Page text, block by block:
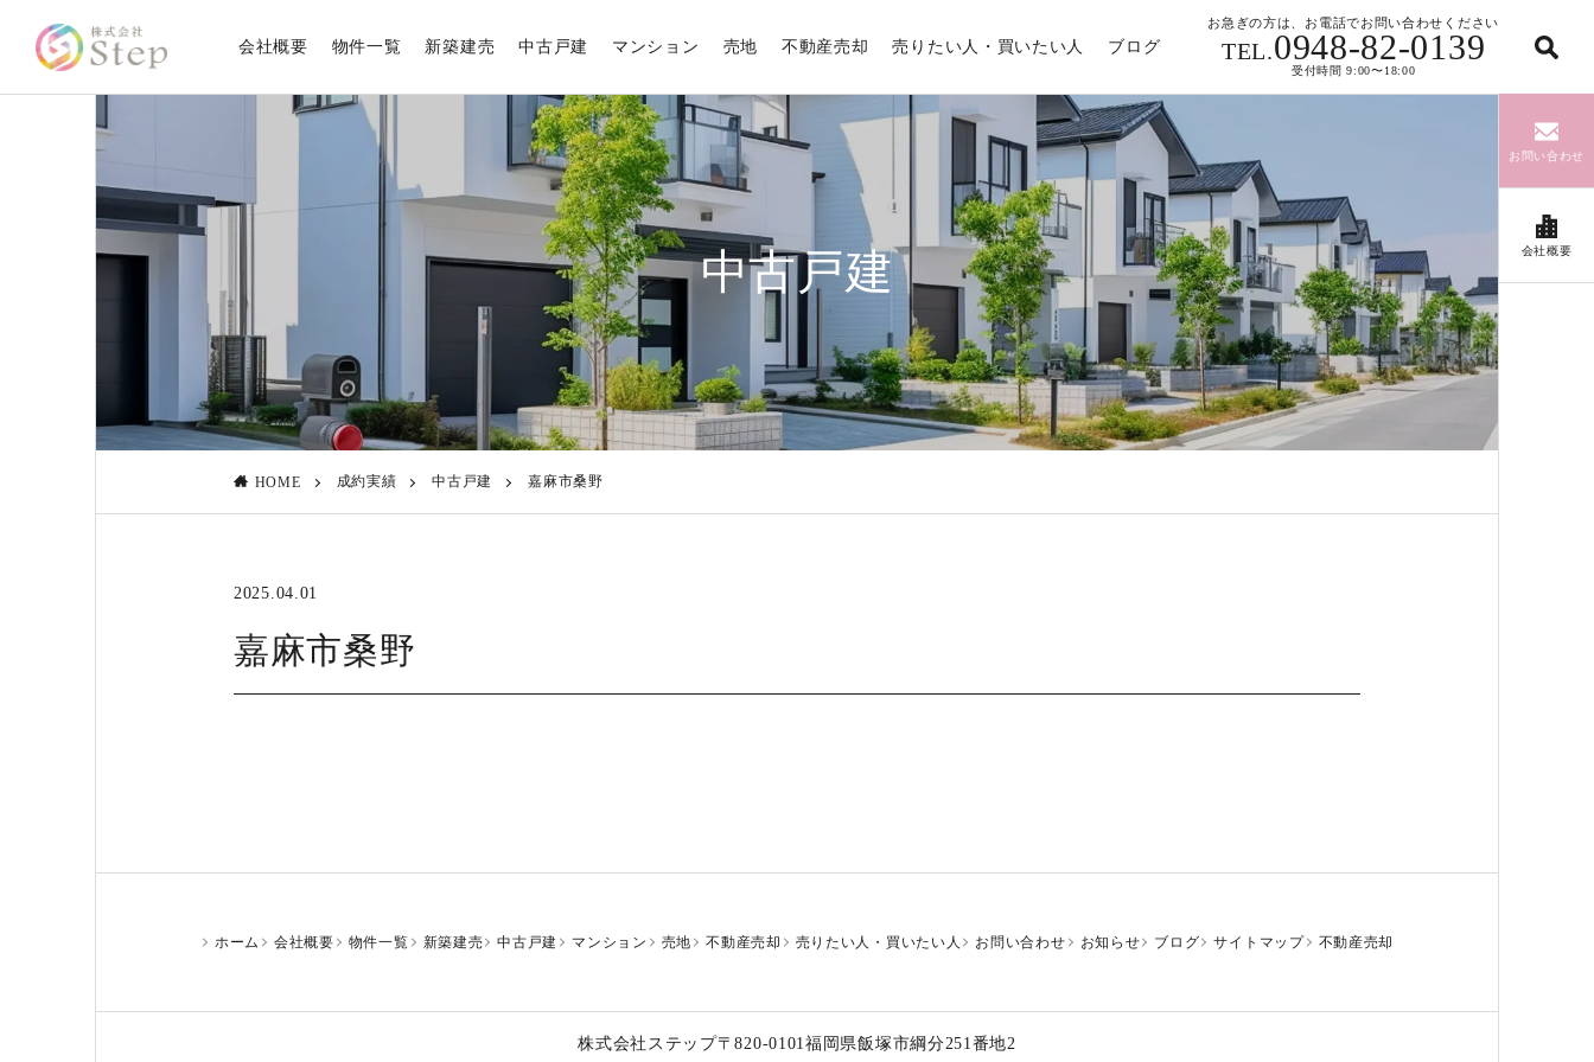
会社概要 物件一覧 新築建売 中古戸建 マンション 売地 不動産売却 売りたい人・買いたい人 ブログ
お急ぎの方は、お電話でお問い合わせください
TEL.0948-82-0139
受付時間 9:00〜18:00
お問い合わせ
会社概要
中古戸建
HOME 成約実績 中古戸建 嘉麻市桑野
2025.04.01
嘉麻市桑野
ホーム 会社概要 物件一覧 新築建売 中古戸建 マンション 売地 不動産売却 売りたい人・買いたい人 お問い合わせ お知らせ ブログ サイトマップ 不動産売却
株式会社ステップ〒820-0101福岡県飯塚市綱分251番地2